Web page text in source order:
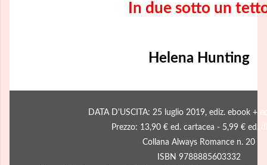
In due sotto un
Helena Hunting
DATA D'USCITA: 25 luglio 2019, ediz. ebook +
Prezzo: 13,90 € ed. cartacea - 5,99 € ed.
Collana Always Romance n. 20
ISBN 9788885603332